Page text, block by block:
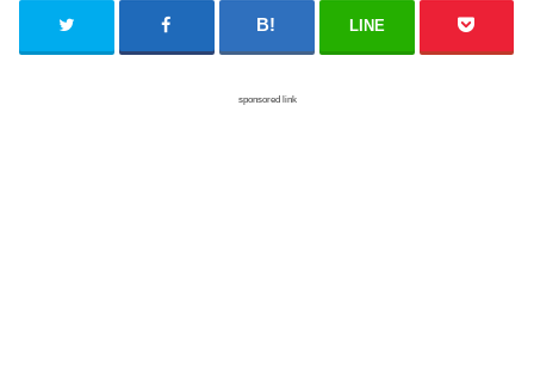
LINE
sponsored link